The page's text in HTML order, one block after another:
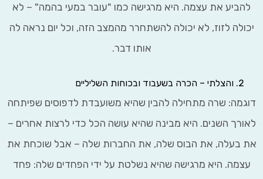
את עצמה. היא מרגישה כמו "עובר במעי בהמה" – לא
לזוז, לא יכולה להשתחרר מהמצב הזה, וכל יום נראה לה
אותו דבר.
והצלתי – הכרה בשעבוד ובכוחות השליליים
שרה מתחילה להבין שהיא משועבדת לדפוסים שפיתחה
השנים. היא מבינה שהיא עושה הכל כדי לרצות אחרים –
את הבוס שלה, את החברות שלה – אבל שוכחת את
היא מרגישה שהיא נשלטת על ידי הפחדים שלה: פחד